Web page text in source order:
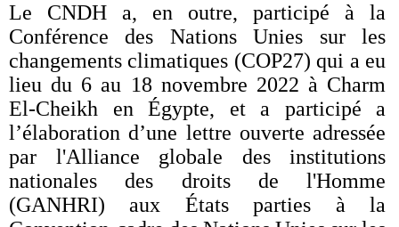
Le CNDH a, en outre, participé à la
Conférence des Nations Unies sur les
changements climatiques (COP27) qui a eu
lieu du 6 au 18 novembre 2022 à Charm
El-Cheikh en Égypte, et a participé a
l’élaboration d’une lettre ouverte adressée
par l'Alliance globale des institutions
nationales des droits de l'Homme
(GANHRI) aux États parties à la